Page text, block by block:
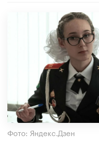
Фото: Яндекс.Дзен